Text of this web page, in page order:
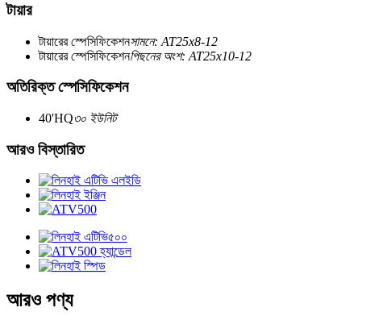
টায়ার
টায়ারের স্পেসিফিকেশনসামনে: AT25x8-12
টায়ারের স্পেসিফিকেশনপিছনের অংশ: AT25x10-12
অতিরিক্ত স্পেসিফিকেশন
40'HQ৩০ ইউনিট
আরও বিস্তারিত
আরও পণ্য